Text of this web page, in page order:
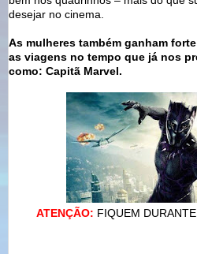
desejar no cinema.
As mulheres também ganham
as viagens no tempo que já nos
como: Capitã Marvel.
ATENÇÃO: FIQUEM